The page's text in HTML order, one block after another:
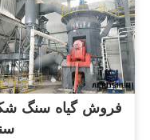
فروش گیاه سنگ